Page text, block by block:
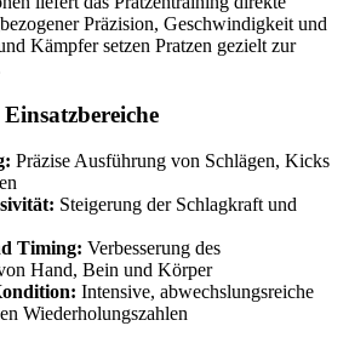
Präzision, Geschwindigkeit und
Kämpfer setzen Pratzen gezielt zur
Präzise Ausführung von Schlägen, Kicks
Steigerung der Schlagkraft und
Timing: Verbesserung des
Hand, Bein und Körper
Intensive, abwechslungsreiche
Wiederholungszahlen